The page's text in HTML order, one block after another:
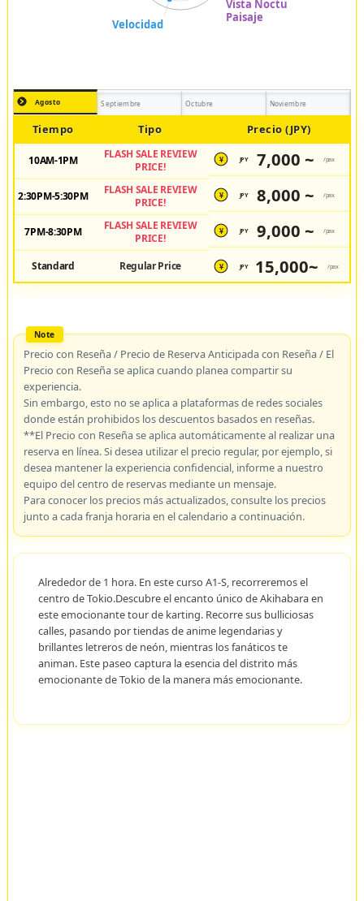
Agosto Septiembre Octubre Noviembre
Tiempo Tipo Precio (JPY)
10AM-1PM
FLASH SALE REVIEW
PRICE!
¥ JPY 7,000 ~ /pax
2:30PM-5:30PM
FLASH SALE REVIEW
PRICE!
¥ JPY 8,000 ~ /pax
7PM-8:30PM
FLASH SALE REVIEW
PRICE!
¥ JPY 9,000 ~ /pax
Standard Regular Price ¥ JPY 15,000~ /pax
Precio con Reseña / Precio de Reserva Anticipada con Reseña / El
Precio con Reseña se aplica cuando planea compartir su
experiencia.
Sin embargo, esto no se aplica a plataformas de redes sociales
donde están prohibidos los descuentos basados en reseñas.
**El Precio con Reseña se aplica automáticamente al realizar una
reserva en línea. Si desea utilizar el precio regular, por ejemplo, si
desea mantener la experiencia confidencial, informe a nuestro
equipo del centro de reservas mediante un mensaje.
Para conocer los precios más actualizados, consulte los precios
junto a cada franja horaria en el calendario a continuación.
Alrededor de 1 hora. En este curso A1-S, recorreremos el
centro de Tokio.Descubre el encanto único de Akihabara en
este emocionante tour de karting. Recorre sus bulliciosas
calles, pasando por tiendas de anime legendarias y
brillantes letreros de neón, mientras los fanáticos te
animan. Este paseo captura la esencia del distrito más
emocionante de Tokio de la manera más emocionante.